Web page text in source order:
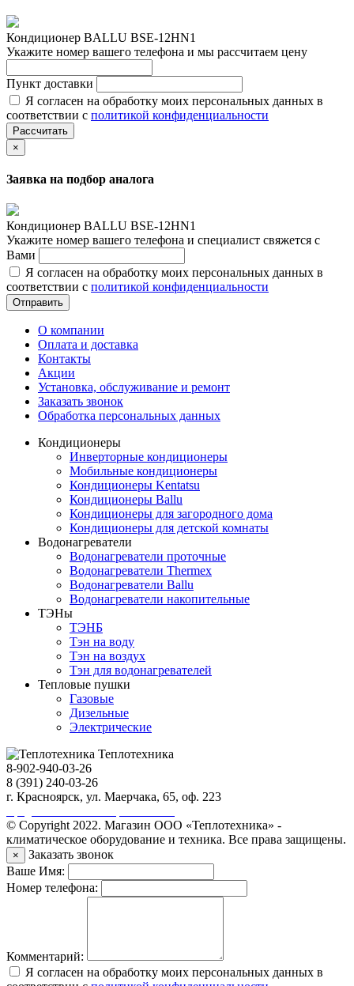
Кондиционер BALLU BSE-12HN1
Укажите номер вашего телефона и мы рассчитаем цену
Пункт доставки
Я согласен на обработку моих персональных данных в
соответствии с политикой конфиденциальности
Рассчитать
×
Заявка на подбор аналога
Кондиционер BALLU BSE-12HN1
Укажите номер вашего телефона и специалист свяжется с
Вами
Я согласен на обработку моих персональных данных в
соответствии с политикой конфиденциальности
Отправить
О компании
Оплата и доставка
Контакты
Акции
Установка, обслуживание и ремонт
Заказать звонок
Обработка персональных данных
Кондиционеры
Инверторные кондиционеры
Мобильные кондиционеры
Кондиционеры Kentatsu
Кондиционеры Ballu
Кондиционеры для загородного дома
Кондиционеры для детской комнаты
Водонагреватели
Водонагреватели проточные
Водонагреватели Thermex
Водонагреватели Ballu
Водонагреватели накопительные
ТЭНы
ТЭНБ
Тэн на воду
Тэн на воздух
Тэн для водонагревателей
Тепловые пушки
Газовые
Дизельные
Электрические
Теплотехника
8-902-940-03-26
8 (391) 240-03-26
г. Красноярск, ул. Маерчака, 65, оф. 223
© Copyright 2022. Магазин ООО «Теплотехника» -
климатическое оборудование и техника. Все права защищены.
×
Заказать звонок
Ваше Имя:
Номер телефона:
Комментарий:
Я согласен на обработку моих персональных данных в